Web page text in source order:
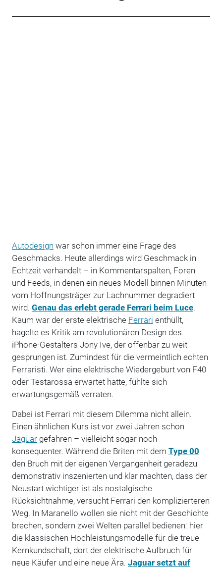
Autodesign war schon immer eine Frage des
Geschmacks. Heute allerdings wird Geschmack in
Echtzeit verhandelt – in Kommentarspalten, Foren
und Feeds, in denen ein neues Modell binnen Minuten
vom Hoffnungsträger zur Lachnummer degradiert
wird. Genau das erlebt gerade Ferrari beim Luce.
Kaum war der erste elektrische Ferrari enthüllt,
hagelte es Kritik am revolutionären Design des
iPhone-Gestalters Jony Ive, der offenbar zu weit
gesprungen ist. Zumindest für die vermeintlich echten
Ferraristi. Wer eine elektrische Wiedergeburt von F40
oder Testarossa erwartet hatte, fühlte sich
erwartungsgemäß verraten.
Dabei ist Ferrari mit diesem Dilemma nicht allein.
Einen ähnlichen Kurs ist vor zwei Jahren schon
Jaguargefahren – vielleicht sogar noch
konsequenter. Während die Briten mit dem Type 00
den Bruch mit der eigenen Vergangenheit geradezu
demonstrativ inszenierten und klar machten, dass der
Neustart wichtiger ist als nostalgische
Rücksichtnahme, versucht Ferrari den komplizierteren
Weg. In Maranello wollen sie nicht mit der Geschichte
brechen, sondern zwei Welten parallel bedienen: hier
die klassischen Hochleistungsmodelle für die treue
Kernkundschaft, dort der elektrische Aufbruch für
neue Käufer und eine neue Ära. Jaguar setzt auf